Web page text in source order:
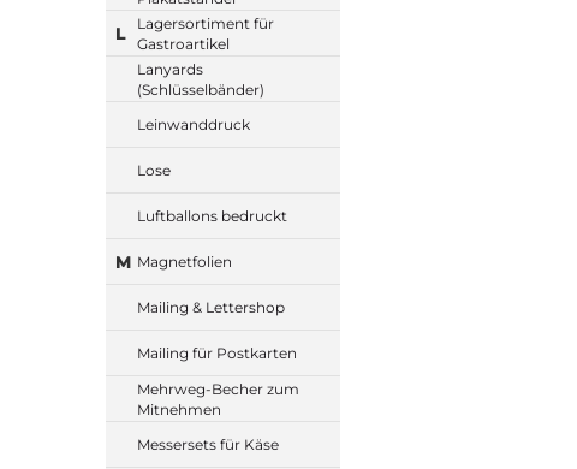
L
Lagersortiment für
Gastroartikel
Lanyards
(Schlüsselbänder)
Leinwanddruck
Lose
Luftballons bedruckt
M Magnetfolien
Mailing & Lettershop
Mailing für Postkarten
Mehrweg-Becher zum
Mitnehmen
Messersets für Käse